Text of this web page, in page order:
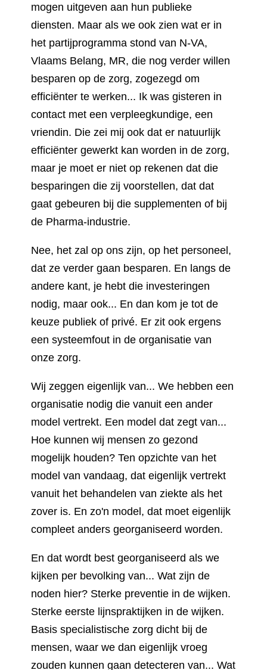
mogen uitgeven aan hun publieke
diensten. Maar als we ook zien wat er in
het partijprogramma stond van N-VA,
Vlaams Belang, MR, die nog verder willen
besparen op de zorg, zogezegd om
efficiënter te werken... Ik was gisteren in
contact met een verpleegkundige, een
vriendin. Die zei mij ook dat er natuurlijk
efficiënter gewerkt kan worden in de zorg,
maar je moet er niet op rekenen dat die
besparingen die zij voorstellen, dat dat
gaat gebeuren bij die supplementen of bij
de Pharma-industrie.
Nee, het zal op ons zijn, op het personeel,
dat ze verder gaan besparen. En langs de
andere kant, je hebt die investeringen
nodig, maar ook... En dan kom je tot de
keuze publiek of privé. Er zit ook ergens
een systeemfout in de organisatie van
onze zorg.
Wij zeggen eigenlijk van... We hebben een
organisatie nodig die vanuit een ander
model vertrekt. Een model dat zegt van...
Hoe kunnen wij mensen zo gezond
mogelijk houden? Ten opzichte van het
model van vandaag, dat eigenlijk vertrekt
vanuit het behandelen van ziekte als het
zover is. En zo'n model, dat moet eigenlijk
compleet anders georganiseerd worden.
En dat wordt best georganiseerd als we
kijken per bevolking van... Wat zijn de
noden hier? Sterke preventie in de wijken.
Sterke eerste lijnspraktijken in de wijken.
Basis specialistische zorg dicht bij de
mensen, waar we dan eigenlijk vroeg
zouden kunnen gaan detecteren van... Wat